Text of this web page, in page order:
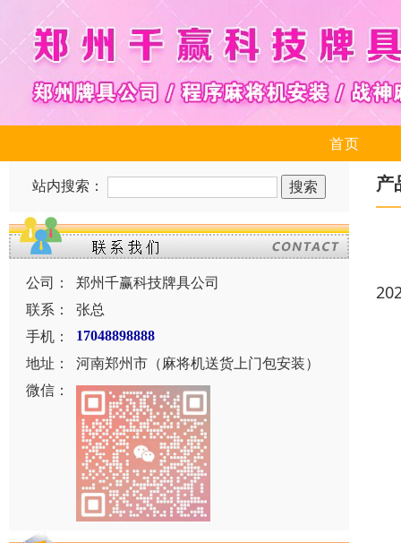
首页
站内搜索：
公司：
郑州千赢科技牌具公司
联系：
张总
手机：
17048898888
地址：
河南郑州市（麻将机送货上门包安装）
微信：
产